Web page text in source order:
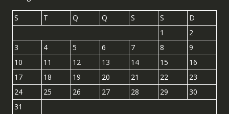
S T Q Q S S
D
1
2
3
4 5 6 7 8
9
10
11 12 13 14 15
16
17
18 19 20 21 22
23
24
25 26 27 28 29
30
31